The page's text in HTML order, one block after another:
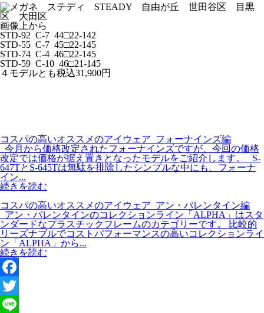
画像上から
STD-92 C-7 44□22-142
STD-55 C-7 45□22-145
STD-74 C-4 46□22-145
STD-59 C-10 46□21-145
４モデルとも税込31,900円
コスパの高いオススメのアイウェア_フォーナインズ編
今月から価格改定されたフォーナインズですが、今回の価格
改定では価格が据え置きとなったモデルをご紹介します。 S-
647TとS-645Tは無駄を排除したシンプルな中にも、フォーナ
イン...
続きを読む
コスパの高いオススメのアイウェア_アン・バレンタイン編
アン・バレンタインのコレクションライン「ALPHA」はスタ
ンダードなプラスチックフレームのカテゴリーです。 比較的
リーズナブルでコストパフォーマンスの高いコレクションライ
ン「ALPHA」から...
続きを読む
F
aT